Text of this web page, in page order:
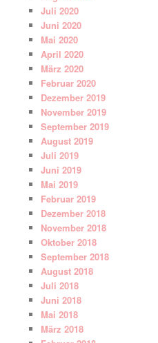
Juli 2020
Juni 2020
Mai 2020
April 2020
März 2020
Februar 2020
Dezember 2019
November 2019
September 2019
August 2019
Juli 2019
Juni 2019
Mai 2019
Februar 2019
Dezember 2018
November 2018
Oktober 2018
September 2018
August 2018
Juli 2018
Juni 2018
Mai 2018
März 2018